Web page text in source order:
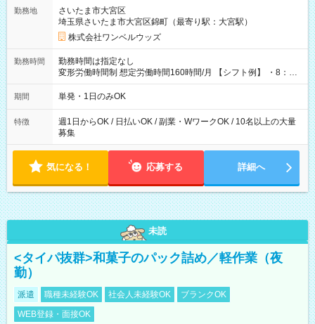
勤務地
さいたま市大宮区
埼玉県さいたま市大宮区錦町（最寄り駅：大宮駅）
株式会社ワンベルウッズ
勤務時間
勤務時間は指定なし
変形労働時間制 想定労働時間160時間/月 【シフト例】 ・8：00
～21：00
期間 単発・1日のみOK
特徴
週1日からOK / 日払いOK / 副業・WワークOK / 10名以上の大量
募集
気になる！ 応募する 詳細へ
未読
<タイパ抜群>和菓子のパック詰め／軽作業（夜
勤）
派遣 職種未経験OK 社会人未経験OK
ブランクOK
WEB登録・面接OK